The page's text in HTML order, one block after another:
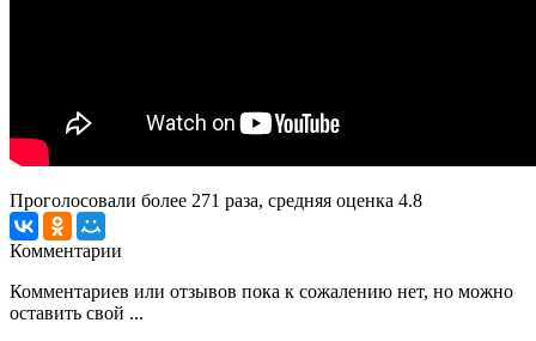
Проголосовали более 271 раза, средняя оценка 4.8
Комментарии
Комментариев или отзывов пока к сожалению нет, но можно
оставить свой ...